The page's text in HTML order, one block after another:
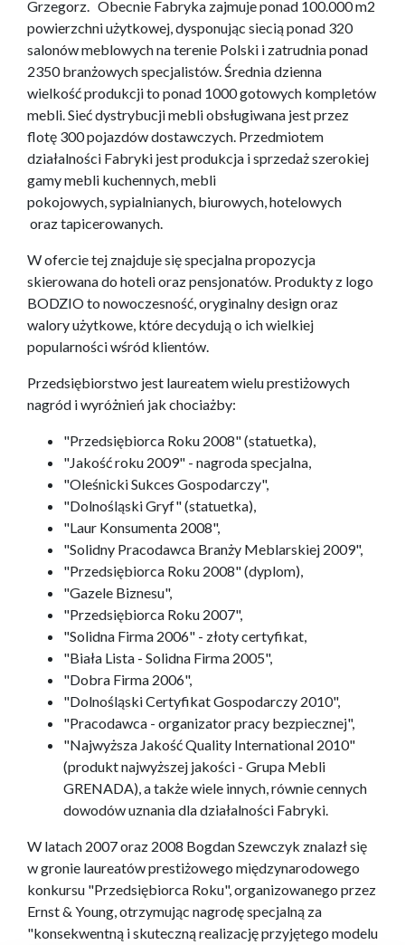
Grzegorz. Obecnie Fabryka zajmuje ponad 100.000 m2
powierzchni użytkowej, dysponując siecią ponad 320
salonów meblowych na terenie Polski i zatrudnia ponad
2350 branżowych specjalistów. Średnia dzienna
wielkość produkcji to ponad 1000 gotowych kompletów
mebli. Sieć dystrybucji mebli obsługiwana jest przez
flotę 300 pojazdów dostawczych. Przedmiotem
działalności Fabryki jest produkcja i sprzedaż szerokiej
gamy mebli kuchennych, mebli
pokojowych, sypialnianych, biurowych, hotelowych
oraz tapicerowanych.
W ofercie tej znajduje się specjalna propozycja
skierowana do hoteli oraz pensjonatów. Produkty z logo
BODZIO to nowoczesność, oryginalny design oraz
walory użytkowe, które decydują o ich wielkiej
popularności wśród klientów.
Przedsiębiorstwo jest laureatem wielu prestiżowych
nagród i wyróżnień jak chociażby:
"Przedsiębiorca Roku 2008" (statuetka),
"Jakość roku 2009" - nagroda specjalna,
"Oleśnicki Sukces Gospodarczy",
"Dolnośląski Gryf" (statuetka),
"Laur Konsumenta 2008",
"Solidny Pracodawca Branży Meblarskiej 2009",
"Przedsiębiorca Roku 2008" (dyplom),
"Gazele Biznesu",
"Przedsiębiorca Roku 2007",
"Solidna Firma 2006" - złoty certyfikat,
"Biała Lista - Solidna Firma 2005",
"Dobra Firma 2006",
"Dolnośląski Certyfikat Gospodarczy 2010",
"Pracodawca - organizator pracy bezpiecznej",
"Najwyższa Jakość Quality International 2010"
(produkt najwyższej jakości - Grupa Mebli
GRENADA), a także wiele innych, równie cennych
dowodów uznania dla działalności Fabryki.
W latach 2007 oraz 2008 Bogdan Szewczyk znalazł się
w gronie laureatów prestiżowego międzynarodowego
konkursu "Przedsiębiorca Roku", organizowanego przez
Ernst & Young, otrzymując nagrodę specjalną za
"konsekwentną i skuteczną realizację przyjętego modelu